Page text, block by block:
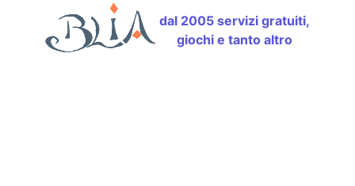
dal 2005 servizi gratuiti,
giochi e tanto altro